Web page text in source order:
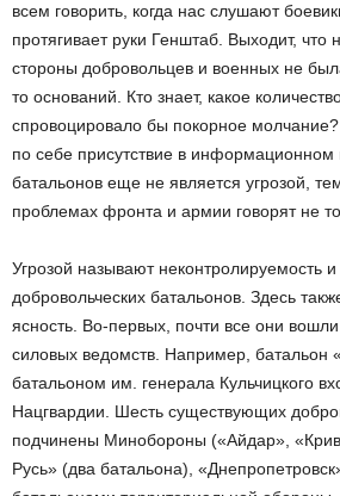
всем говорить, когда нас слушают
протягивает руки Генштаб. Выходит, что
стороны добровольцев и военных не
то оснований. Кто знает, какое
спровоцировало бы покорное
по себе присутствие в информационном
батальонов еще не является угрозой,
проблемах фронта и армии говорят не
Угрозой называют неконтролируемость
добровольческих батальонов. Здесь
ясность. Во-первых, почти все они
силовых ведомств. Например, батальон
батальоном им. генерала Кульчицкого
Нацгвардии. Шесть существующих
подчинены Минобороны («Айдар»,
Русь» (два батальона),